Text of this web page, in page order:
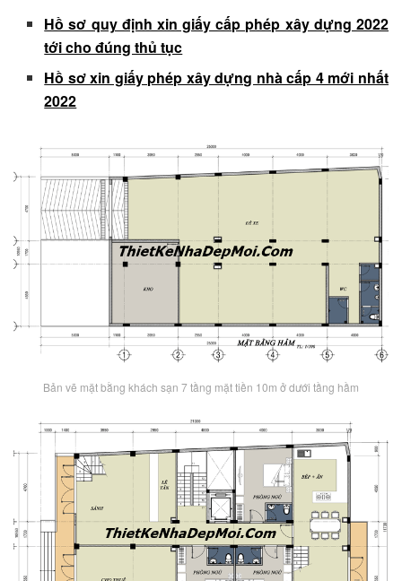
Hồ sơ quy định xin giấy cấp phép xây dựng 2022
tới cho đúng thủ tục
Hồ sơ xin giấy phép xây dựng nhà cấp 4 mới nhất
2022
Bản vẽ mặt bằng khách sạn 7 tầng mặt tiền 10m ở dưới tầng hầm